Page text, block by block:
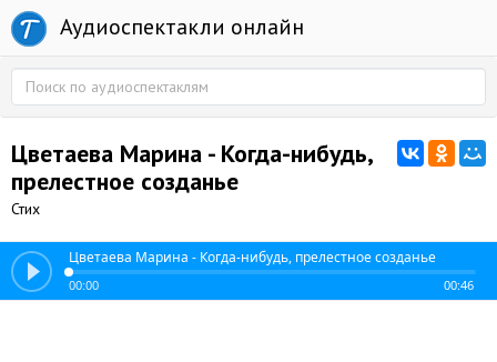
Аудиоспектакли онлайн
Цветаева Марина - Когда-нибудь,
прелестное созданье
Стих
Цветаева Марина - Когда-нибудь, прелестное созданье
00:00 00:46